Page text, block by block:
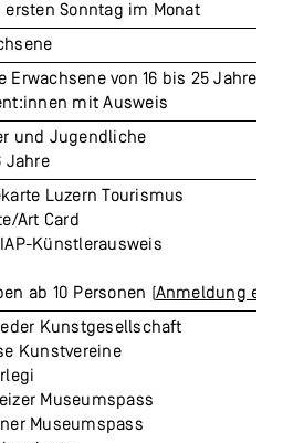
ersten Sonntag im Monat
Erwachsene von 16 bis 25 Jahren
mit Ausweis
und Jugendliche
Jahre
Luzern Tourismus
Art Card
Künstlerausweis
ab 10 Personen (Anmeldung
Kunstgesellschaft
Kunstvereine
Museumspass
Museumspass